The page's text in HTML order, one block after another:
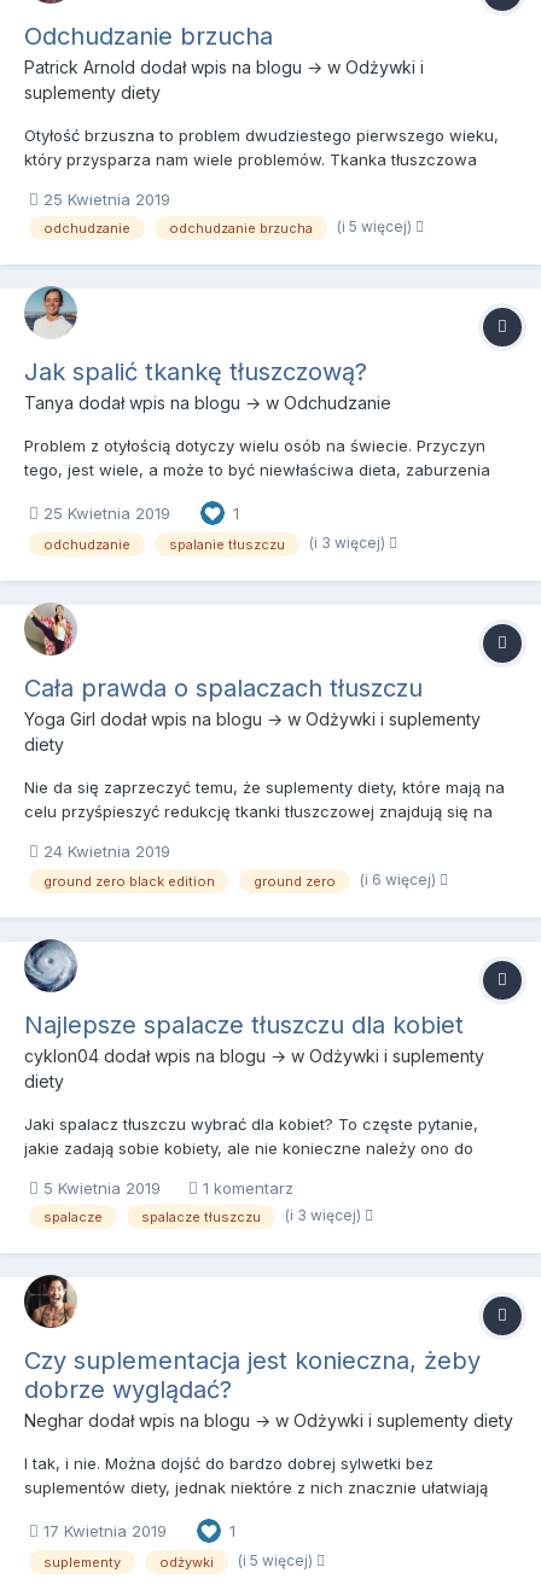
Odchudzanie brzucha
Patrick Arnold dodał wpis na blogu → w Odżywki i
suplementy diety
Otyłość brzuszna to problem dwudziestego pierwszego wieku,
który przysparza nam wiele problemów. Tkanka tłuszczowa
się jej pozbyć. W tym przypadku organizm podąża najłatwiejszą z
możliwych dróg i zaczyna odkładać tkankę tłuszczową tam, g...
25 Kwietnia 2019
odchudzanie odchudzanie brzucha (i 5 więcej)
Jak spalić tkankę tłuszczową?
Tanya dodał wpis na blogu → w Odchudzanie
Problem z otyłością dotyczy wielu osób na świecie. Przyczyn
tego, jest wiele, a może to być niewłaściwa dieta, zaburzenia
czynników, które prowadzą do odkładania się tkanki tłuszczowej
w organizmie, a to z kolei przyczynia się do otyłości...
25 Kwietnia 2019 1
odchudzanie spalanie tłuszczu (i 3 więcej)
Cała prawda o spalaczach tłuszczu
Yoga Girl dodał wpis na blogu → w Odżywki i suplementy
diety
Nie da się zaprzeczyć temu, że suplementy diety, które mają na
celu przyśpieszyć redukcję tkanki tłuszczowej znajdują się na
Obecnie reklamuje się szczupłą sylwetkę i dbanie o swoje ciało,
więc każdy chciałby mieć wysportowaną i szczupł...
24 Kwietnia 2019
ground zero black edition ground zero (i 6 więcej)
Najlepsze spalacze tłuszczu dla kobiet
cyklon04 dodał wpis na blogu → w Odżywki i suplementy
diety
Jaki spalacz tłuszczu wybrać dla kobiet? To częste pytanie,
jakie zadają sobie kobiety, ale nie konieczne należy ono do
względem wielu kryteriów, jednak podział ze względu na płeć
nie jest wyznacznikiem działania tabletek wspomagających o...
5 Kwietnia 2019 1 komentarz
spalacze spalacze tłuszczu (i 3 więcej)
Czy suplementacja jest konieczna, żeby
dobrze wyglądać?
Neghar dodał wpis na blogu → w Odżywki i suplementy diety
I tak, i nie. Można dojść do bardzo dobrej sylwetki bez
suplementów diety, jednak niektóre z nich znacznie ułatwiają
wdrożenie suplementacji może pomóc naszemu organizmowi na
wiele sposobów. Teoretycznie nie ma potrzeby suplementacji
17 Kwietnia 2019 1
suplementy odżywki (i 5 więcej)